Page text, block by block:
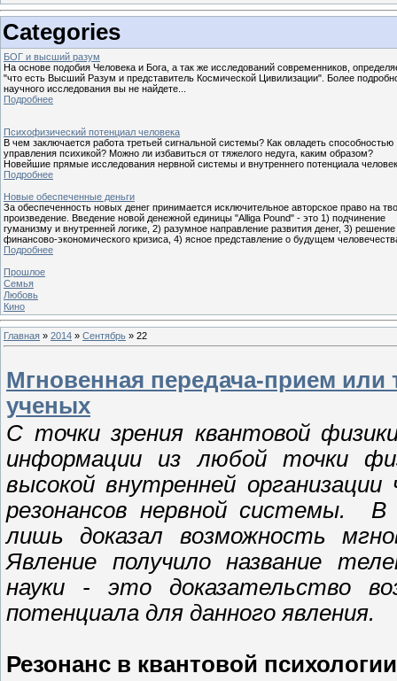
Categories
БОГ и высший разум
На основе подобия Человека и Бога, а так же исследований современников,
"что есть Высший Разум и представитель Космической Цивилизации". Более
научного исследования вы не найдете...
Подробнее
Психофизический потенциал человека
В чем заключается работа третьей сигнальной системы? Как овладеть способностью
управления психикой? Можно ли избавиться от тяжелого недуга, каким образом?
Новейшие прямые исследования нервной системы и внутреннего потенциала
Подробнее
Новые обеспеченные деньги
За обеспеченность новых денег принимается исключительное авторское право на
произведение. Введение новой денежной единицы "Alliga Pound" - это 1) подчинение
гуманизму и внутренней логике, 2) разумное направление развития денег, 3) решение
финансово-экономического кризиса, 4) ясное представление о будущем
Подробнее
Прошлое
Семья
Любовь
Кино
Главная » 2014 » Сентябрь » 22
Мгновенная передача-прием
ученых
С точки зрения квантовой
информации из любой точки
высокой внутренней
резонансов нервной системы.
лишь доказал возможность
Явление получило название
науки - это доказательство
потенциала для данного явления.
Резонанс в квантовой психологии